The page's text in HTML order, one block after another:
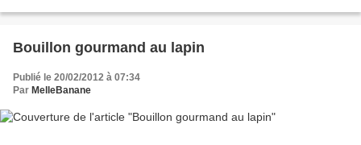
Bouillon gourmand au lapin
Publié le 20/02/2012 à 07:34
Par MelleBanane